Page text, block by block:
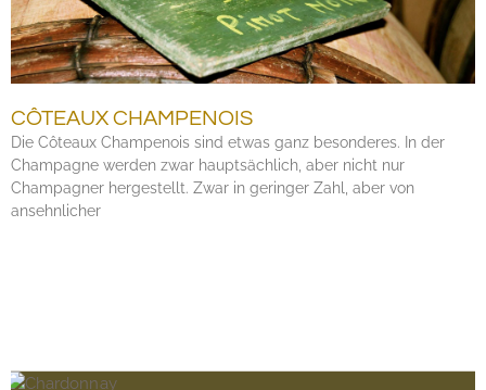
CÔTEAUX CHAMPENOIS
Die Côteaux Champenois sind etwas ganz besonderes. In der
Champagne werden zwar hauptsächlich, aber nicht nur
Champagner hergestellt. Zwar in geringer Zahl, aber von
ansehnlicher